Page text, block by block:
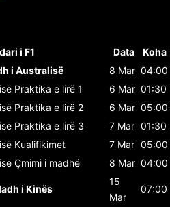
i F1 Data
Koha
i Australisë
8 Mar 04:00
Praktika e lirë 1 6 Mar 01:30
Praktika e lirë 2 6 Mar 05:00
Praktika e lirë 3 7 Mar 01:30
Kualifikimet 7 Mar 05:00
Çmimi i madhë 8 Mar 04:00
i Kinës
15
Mar
07:00